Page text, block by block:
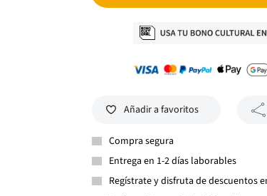
Añadir a favoritos
Compra segura
Entrega en 1-2 días laborables
Regístrate y disfruta de descuentos